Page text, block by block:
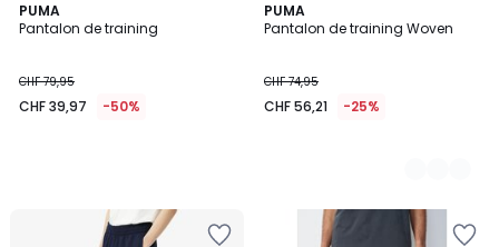
PUMA
Pantalon de training
CHF 79,95
CHF 39,97 -50%
PUMA
Pantalon de training Woven
CHF 74,95
CHF 56,21 -25%
3
Couleurs